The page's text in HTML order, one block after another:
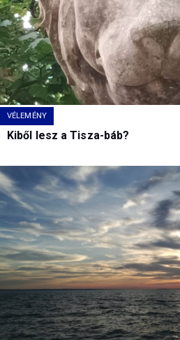
VÉLEMÉNY
Kiből lesz a Tisza-báb?